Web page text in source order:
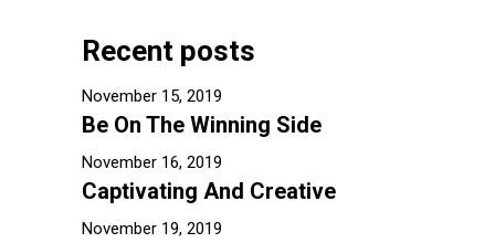
Recent posts
November 15, 2019
Be On The Winning Side
November 16, 2019
Captivating And Creative
November 19, 2019